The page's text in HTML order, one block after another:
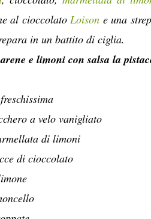
al cioccolatoLoison e una
in un battito di ciglia.
e limoni con salsa la
a velo vanigliato
di limoni
di cioccolato